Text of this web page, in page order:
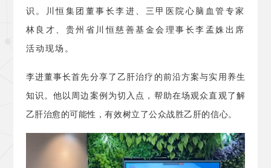
识。川恒集团董事长李进、三甲医院心脑血管专家
林良才、贵州省川恒慈善基金会理事长李孟姝出席
活动现场。
李进董事长首先分享了乙肝治疗的前沿方案与实用养生
知识。他以周边案例为切入点，帮助在场观众直观了解
乙肝治愈的可能性，有效树立了公众战胜乙肝的信心。